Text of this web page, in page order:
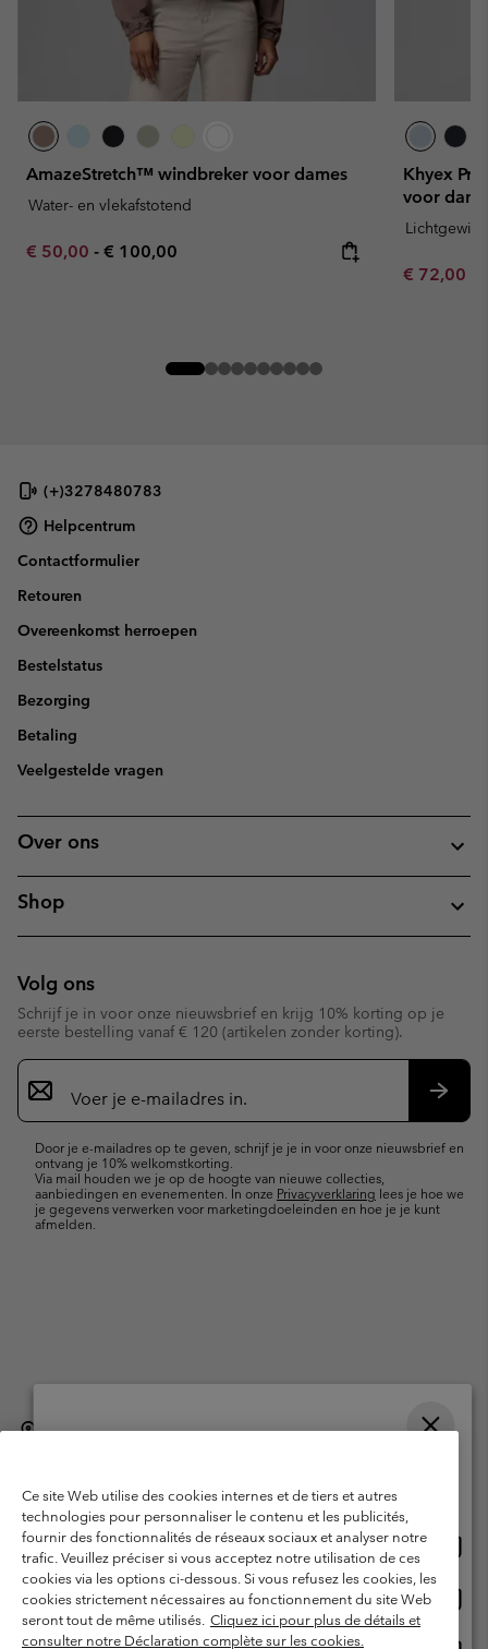
AmazeStretch™ windbreker voor dames
Water- en vlekafstotend
Minimum sale price:
€ 50,00 - Maximum price:
€ 100,00
Khyex
voor
Minimum
€ 72,00
(+)3278480783
Helpcentrum
Contactformulier
Retouren
Overeenkomst herroepen
Bestelstatus
Bezorging
Betaling
Veelgestelde vragen
Over ons
Shop
Volg ons
Schrijf je in voor onze nieuwsbrief en krijg 10% korting op je
eerste bestelling vanaf € 120 (artikelen zonder korting).
Aanmelden
voor
e-
Door je e-mailadres op te geven, schrijf je je in voor onze nieuwsbrief en
ontvang je 10% welkomstkorting.
Via mail houden we je op de hoogte van nieuwe collecties,
aanbiedingen en evenementen. In onze Privacyverklaring lees je hoe we
je gegevens verwerken voor marketingdoeleinden en hoe je je kunt
afmelden.
België (Nederlands) | English ›| français ›
Gebruiksvoorwaarden
Verkoopvoorwaarden
Garantie
Privacybeleid
Gebruiksvoorwaarden voor lidmaatschap
Voorwaarden voor door gebruikers gegenereerde inhoud
Impressum
Cookies
Ce site Web utilise des cookies internes et de tiers et autres
technologies pour personnaliser le contenu et les publicités,
fournir des fonctionnalités de réseaux sociaux et analyser notre
trafic. Veuillez préciser si vous acceptez notre utilisation de ces
cookies via les options ci-dessous. Si vous refusez les cookies, les
cookies strictement nécessaires au fonctionnement du site Web
seront tout de même utilisés. Cliquez ici pour plus de détails et
consulter notre Déclaration complète sur les cookies.
Online shoppen beschikbaar
United States
Belgium-English